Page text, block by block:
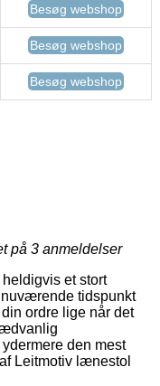
Besøg webshop
Besøg webshop
Besøg webshop
på 3 anmeldelser
et stort
tidspunkt
ordre lige når det
den mest
Leitmotiv lænestol